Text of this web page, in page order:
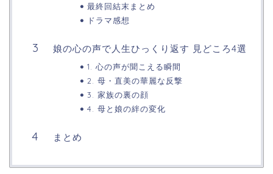
最終回結末まとめ
ドラマ感想
娘の心の声で人生ひっくり返す 見どころ4選
1. 心の声が聞こえる瞬間
2. 母・直美の華麗な反撃
3. 家族の裏の顔
4. 母と娘の絆の変化
まとめ